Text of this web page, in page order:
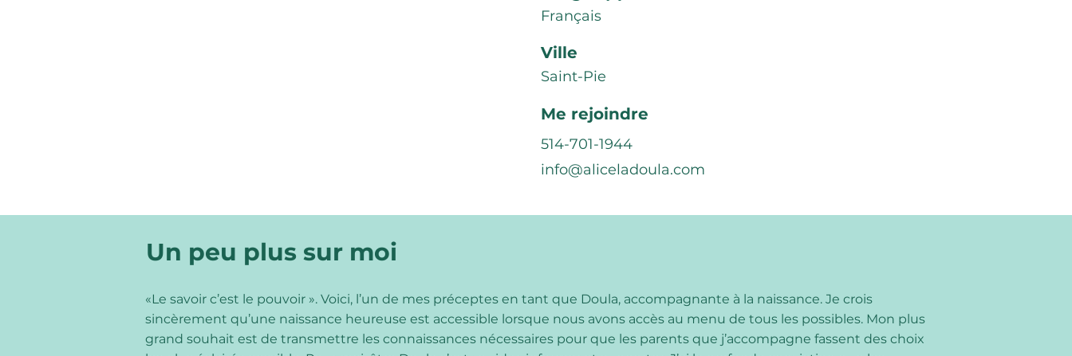
Français
Ville
Saint-Pie
Me rejoindre
514-701-1944
info@aliceladoula.com
Un peu plus sur moi
«Le savoir c’est le pouvoir ». Voici, l’un de mes préceptes en tant que Doula, accompagnante à la naissance. Je crois
sincèrement qu’une naissance heureuse est accessible lorsque nous avons accès au menu de tous les possibles. Mon plus
grand souhait est de transmettre les connaissances nécessaires pour que les parents que j’accompagne fassent des choix